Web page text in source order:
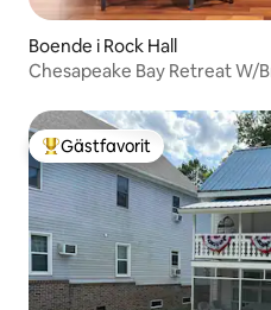
Boende i Rock Hall
Chesapeake Bay Retreat W/
Populär gästfavorit
Gästfavorit